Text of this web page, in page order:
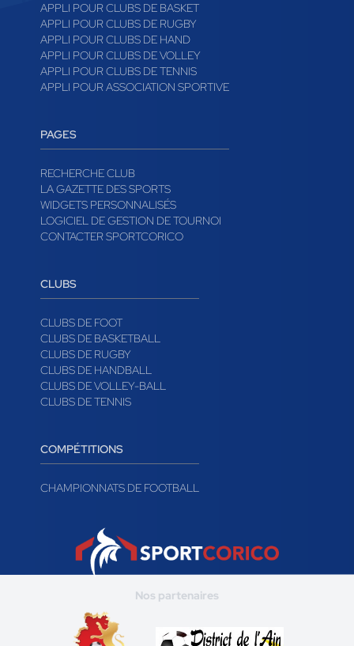
APPLI POUR CLUBS DE BASKET
APPLI POUR CLUBS DE RUGBY
APPLI POUR CLUBS DE HAND
APPLI POUR CLUBS DE VOLLEY
APPLI POUR CLUBS DE TENNIS
APPLI POUR ASSOCIATION SPORTIVE
PAGES
RECHERCHE CLUB
LA GAZETTE DES SPORTS
WIDGETS PERSONNALISÉS
LOGICIEL DE GESTION DE TOURNOI
CONTACTER SPORTCORICO
CLUBS
CLUBS DE FOOT
CLUBS DE BASKETBALL
CLUBS DE RUGBY
CLUBS DE HANDBALL
CLUBS DE VOLLEY-BALL
CLUBS DE TENNIS
COMPÉTITIONS
CHAMPIONNATS DE FOOTBALL
Nos partenaires